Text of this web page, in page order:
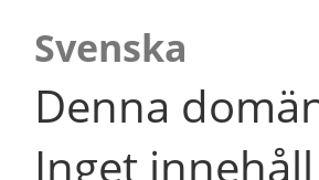
Svenska
Denna
Inget